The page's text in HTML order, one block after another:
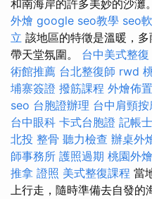
和南海岸的許多美妙的沙灘
外燴 google seo教學 seo
立 該地區的特徵是溫暖，
帶天堂氛圍。 台中美式整復
術館推薦 台北整復師 rwd
埔寨簽證 撥筋課程 外燴佈置
seo 台胞證辦理 台中肩頸按
台中眼科 卡式台胞證 記帳
北投 整骨 聽力檢查 辦桌外
師事務所 護照過期 桃園外燴
推拿 證照 美式整復課程 當
上行走，隨時準備去自發的